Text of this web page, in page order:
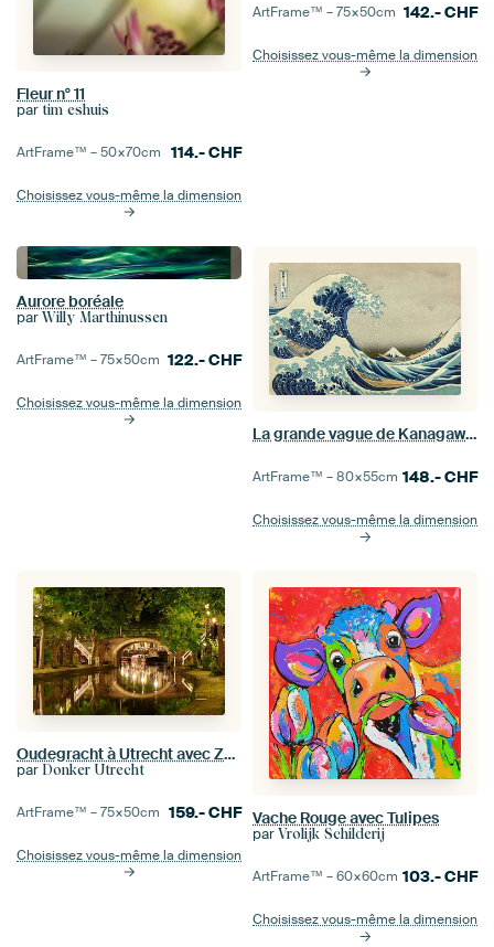
Fleur n° 11
par tim eshuis
ArtFrame™ –50×70cm 114.-CHF
Choisissez vous-même la dimension
ArtFrame™ –75×50cm 142.-CHF
Choisissez vous-même la dimension
Aurore boréale
par Willy Marthinussen
ArtFrame™ –75×50cm 122.-CHF
Choisissez vous-même la dimension
La grande vague de Kanagawa, Hokusai
ArtFrame™ –80×55cm 148.-CHF
Choisissez vous-même la dimension
Oudegracht à Utrecht avec Zandbrug
par Donker Utrecht
ArtFrame™ –75×50cm 159.-CHF
Choisissez vous-même la dimension
Vache Rouge avec Tulipes
par Vrolijk Schilderij
ArtFrame™ –60×60cm 103.-CHF
Choisissez vous-même la dimension